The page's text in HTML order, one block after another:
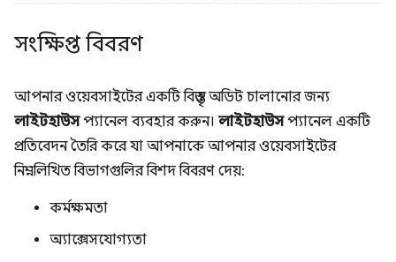
সংক্ষিপ্ত বিবরণ
আপনার ওয়েবসাইটের একটি বিস্তৃত অডিট চালানোর জন্য
লাইটহাউসপ্যানেল ব্যবহার করুন। লাইটহাউসপ্যানেল একটি
প্রতিবেদন তৈরি করে যা আপনাকে আপনার ওয়েবসাইটের
নিম্নলিখিত বিভাগগুলির বিশদ বিবরণ দেয়:
কর্মক্ষমতা
অ্যাক্সেসযোগ্যতা